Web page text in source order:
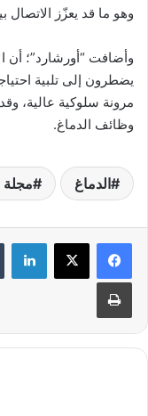
وهو ما قد يعزّز الاتصال
وأضافت “أورشارد”؛ أن
يضطرون إلى تلبية
مرونة سلوكية عالية،
وظائف الدماغ.
الدماغ مجلة
طباعة